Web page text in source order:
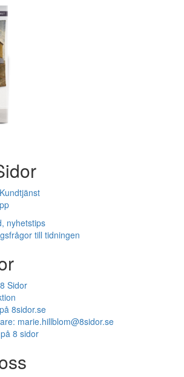
nyhetstips
till tidningen
Sidor
8sidor.se
marie.hillblom@8sidor.se
8 sidor